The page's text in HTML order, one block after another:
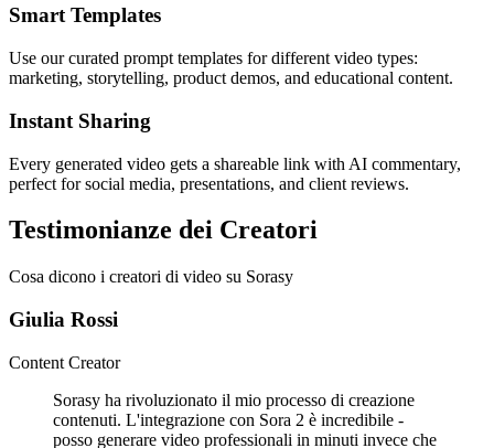
Smart Templates
Use our curated prompt templates for different video types:
marketing, storytelling, product demos, and educational content.
Instant Sharing
Every generated video gets a shareable link with AI commentary,
perfect for social media, presentations, and client reviews.
Testimonianze dei Creatori
Cosa dicono i creatori di video su Sorasy
Giulia Rossi
Content Creator
Sorasy ha rivoluzionato il mio processo di creazione
contenuti. L'integrazione con Sora 2 è incredibile -
posso generare video professionali in minuti invece che